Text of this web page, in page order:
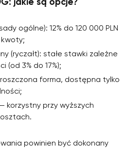
jakie są opcje?
ogólne): 12% do 120 000 PLN
kwoty;
(ryczałt): stałe stawki zależne
(od 3% do 17%);
forma, dostępna tylko
korzystny przy wyższych
powinien być dokonany